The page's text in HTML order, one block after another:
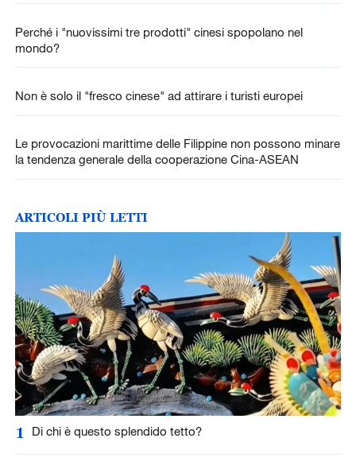
Perché i "nuovissimi tre prodotti" cinesi spopolano nel
mondo?
Non è solo il "fresco cinese" ad attirare i turisti europei
Le provocazioni marittime delle Filippine non possono minare
la tendenza generale della cooperazione Cina-ASEAN
ARTICOLI PIÙ LETTI
1 Di chi è questo splendido tetto?